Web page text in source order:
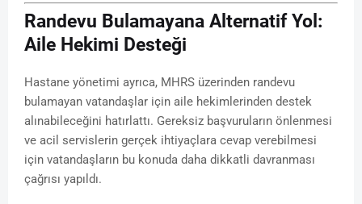
Randevu Bulamayana Alternatif Yol:
Aile Hekimi Desteği
Hastane yönetimi ayrıca, MHRS üzerinden randevu
bulamayan vatandaşlar için aile hekimlerinden destek
alınabileceğini hatırlattı. Gereksiz başvuruların önlenmesi
ve acil servislerin gerçek ihtiyaçlara cevap verebilmesi
için vatandaşların bu konuda daha dikkatli davranması
çağrısı yapıldı.